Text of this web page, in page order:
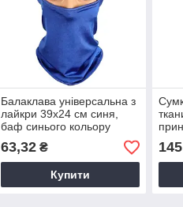
Балаклава універсальна з
лайкри 39х24 см синя,
баф синього кольору
63,32₴
Купити